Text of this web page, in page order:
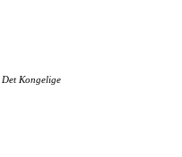
Det Kongelige